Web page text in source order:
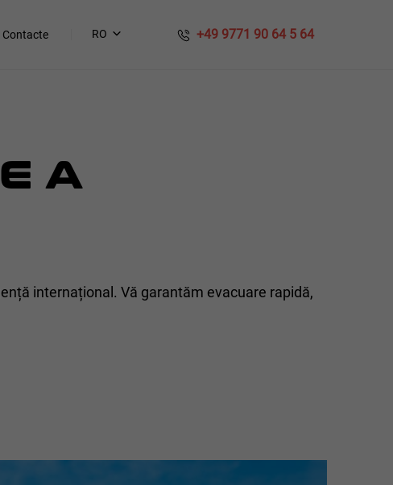
Contacte RO ​​ +49 9771 90 64 5 64
A
internațional. Vă garantăm evacuare rapidă,